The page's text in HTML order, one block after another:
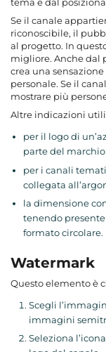
tema e dal
Se il canale
riconoscibile, il
al progetto. In
migliore. Anche dal
crea una
personale. Se il
mostrare più
Altre indicazioni
per il logo di
parte del
per i canali
collegata
la dimensione
tenendo
formato circolare.
Watermark
Questo elemento è
Scegli
immagini
Seleziona